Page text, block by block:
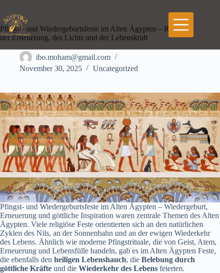
Inhalt
springen
Pfingst- und Wiedergeburtsfeste im Alten Ägypten – Rituale
der Erneuerung, des Lichts und der Lebenskraft
ibo.moham@gmail.com
November 30, 2025
Uncategorized
Pfingst- und Wiedergeburtsfeste im Alten Ägypten – Wiedergeburt,
Erneuerung und göttliche Inspiration waren zentrale Themen des Alten
Ägypten. Viele religiöse Feste orientierten sich an den natürlichen
Zyklen des Nils, an der Sonnenbahn und an der ewigen Wiederkehr
des Lebens. Ähnlich wie moderne Pfingstrituale, die von Geist, Atem,
Erneuerung und Lebensfülle handeln, gab es im Alten Ägypten Feste,
die ebenfalls den heiligen Lebenshauch, die Belebung durch
göttliche Kräfte und die Wiederkehr des Lebens feierten.